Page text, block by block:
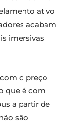
ativo
acabam
imersivas
o preço
que é com
a partir de
são